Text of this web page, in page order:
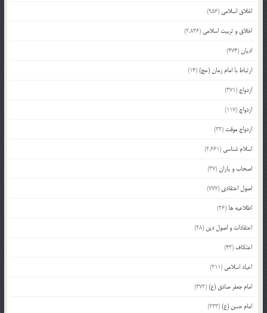
اخلاق اسلامی (956)
اخلاق و تربیت اسلامی (2,836)
ادیان(474)
ارتباط با امام زمان (عج)(14)
ازدواج (371)
ازدواج (117)
ازدواج موقت (32)
اسلام شناسی (2,661)
اصحاب و یاران(37)
اصول اعتقادی (777)
اطلاعیه ها (26)
اعتقادات و اصول دین (28)
اعتکاف (43)
اعیاد اسلامی (211)
امام جعفر صادق (ع)(372)
امام حسن (ع)(233)